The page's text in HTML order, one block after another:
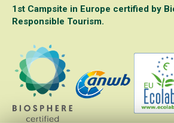
1st Campsite in Europe certified by
Responsible Tourism.